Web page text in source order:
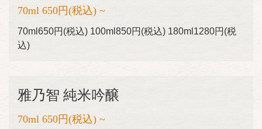
70ml 650円(税込) ~
70ml650円(税込) 100ml850円(税込) 180ml1280円(税
込)
雅乃智 純米吟醸
70ml 650円(税込) ~